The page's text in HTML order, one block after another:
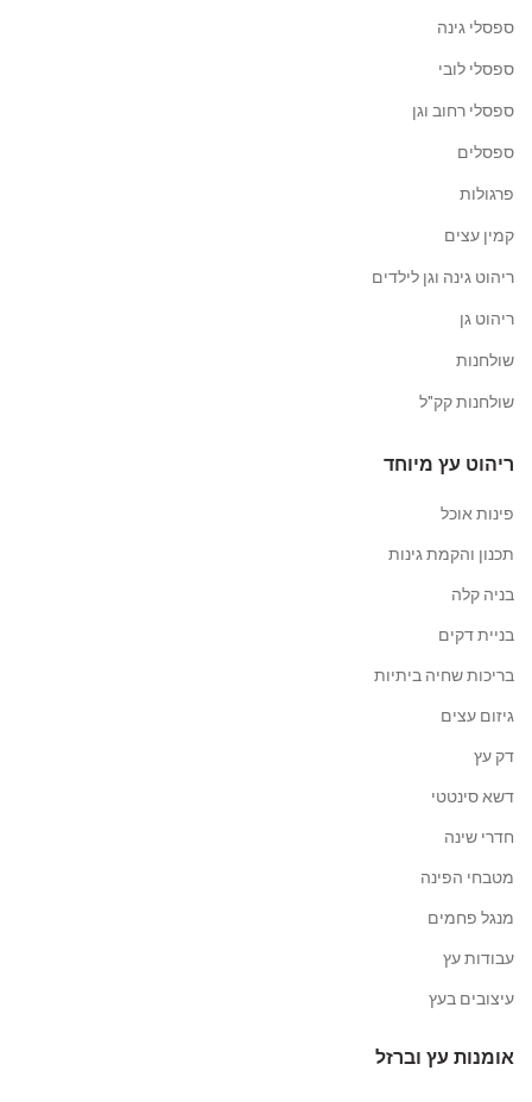
ספסלי גינה
ספסלי לובי
ספסלי רחוב וגן
ספסלים
פרגולות
קמין עצים
ריהוט גינה וגן לילדים
ריהוט גן
שולחנות
שולחנות קק"ל
ריהוט עץ מיוחד
פינות אוכל
תכנון והקמת גינות
בניה קלה
בניית דקים
בריכות שחיה ביתיות
גיזום עצים
דק עץ
דשא סינטטי
חדרי שינה
מטבחי הפינה
מנגל פחמים
עבודות עץ
עיצובים בעץ
אומנות עץ וברזל